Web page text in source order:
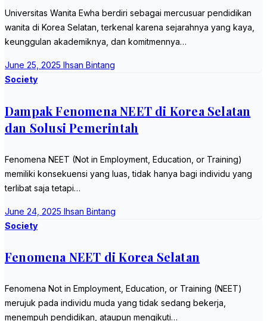
Universitas Wanita Ewha berdiri sebagai mercusuar pendidikan
wanita di Korea Selatan, terkenal karena sejarahnya yang kaya,
keunggulan akademiknya, dan komitmennya…
June 25, 2025 Ihsan Bintang
Society
Dampak Fenomena NEET di Korea Selatan
dan Solusi Pemerintah
Fenomena NEET (Not in Employment, Education, or Training)
memiliki konsekuensi yang luas, tidak hanya bagi individu yang
terlibat saja tetapi…
June 24, 2025 Ihsan Bintang
Society
Fenomena NEET di Korea Selatan
Fenomena Not in Employment, Education, or Training (NEET)
merujuk pada individu muda yang tidak sedang bekerja,
menempuh pendidikan, ataupun mengikuti…